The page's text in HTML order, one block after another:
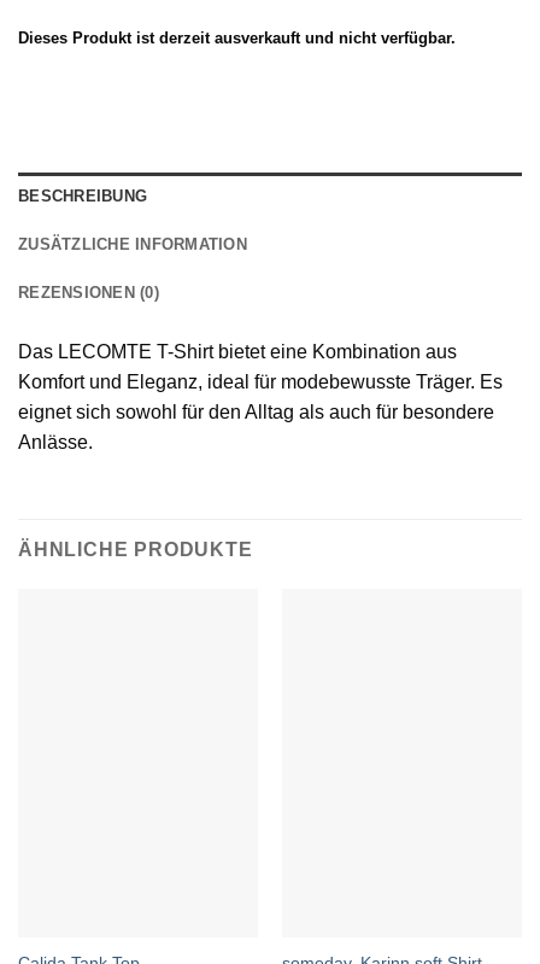
Dieses Produkt ist derzeit ausverkauft und nicht verfügbar.
BESCHREIBUNG
ZUSÄTZLICHE INFORMATION
REZENSIONEN (0)
Das LECOMTE T-Shirt bietet eine Kombination aus
Komfort und Eleganz, ideal für modebewusste Träger. Es
eignet sich sowohl für den Alltag als auch für besondere
Anlässe.
ÄHNLICHE PRODUKTE